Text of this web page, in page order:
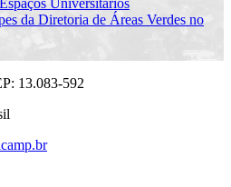
da Diretoria de Áreas Verdes no
13.083-592